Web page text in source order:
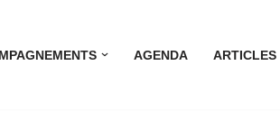
AGENDA ARTICLES